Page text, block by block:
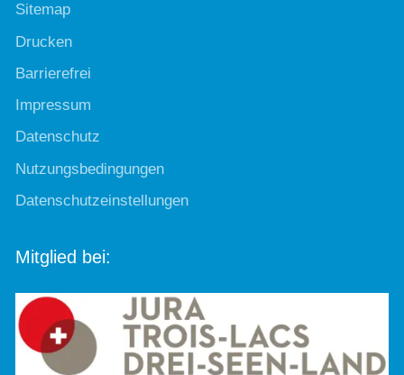
Sitemap
Drucken
Barrierefrei
Impressum
Datenschutz
Nutzungsbedingungen
Datenschutzeinstellungen
Mitglied bei: